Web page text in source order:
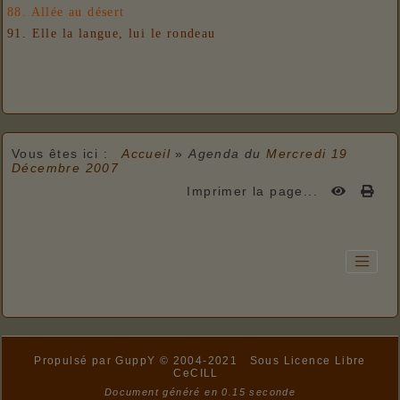
88. Allée au désert
91. Elle la langue, lui le rondeau
Vous êtes ici : Accueil »Agenda duMercredi 19
Décembre 2007
Imprimer la page...
Propulsé par GuppY © 2004-2021
Sous Licence Libre
CeCILL
Document généré en 0.15 seconde